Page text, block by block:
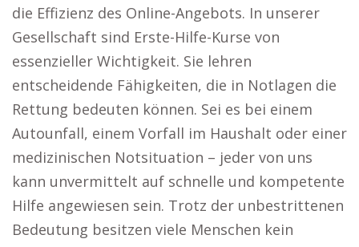
die Effizienz des Online-Angebots. In unserer
Gesellschaft sind Erste-Hilfe-Kurse von
essenzieller Wichtigkeit. Sie lehren
entscheidende Fähigkeiten, die in Notlagen die
Rettung bedeuten können. Sei es bei einem
Autounfall, einem Vorfall im Haushalt oder einer
medizinischen Notsituation – jeder von uns
kann unvermittelt auf schnelle und kompetente
Hilfe angewiesen sein. Trotz der unbestrittenen
Bedeutung besitzen viele Menschen kein